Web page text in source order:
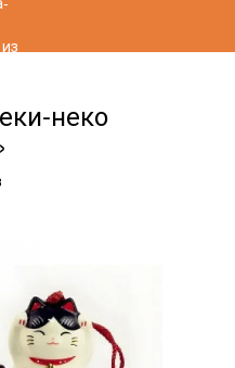
неко